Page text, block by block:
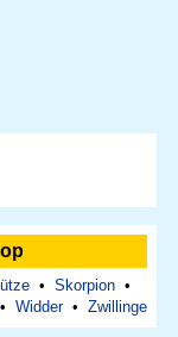
• Skorpion •
• Widder• Zwillinge